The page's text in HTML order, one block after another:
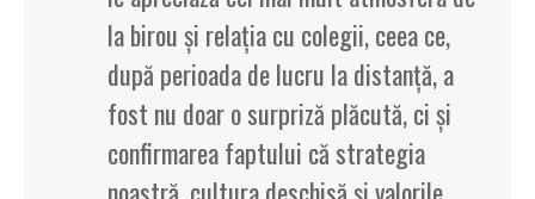
la birou și relația cu colegii, ceea ce,
după perioada de lucru la distanță, a
fost nu doar o surpriză plăcută, ci și
confirmarea faptului că strategia